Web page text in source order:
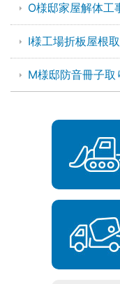
O様邸家屋解体工
I様工場折板屋根
M様邸防音冊子取